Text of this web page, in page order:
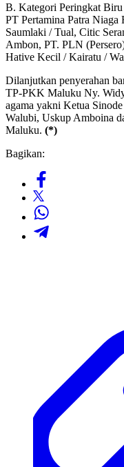
B. Kategori Peringkat Biru
PT Pertamina Patra
Saumlaki / Tual, Citic
Ambon, PT. PLN
Hative Kecil / Kairatu /
Dilanjutkan penyerahan
TP-PKK Maluku Ny.
agama yakni Ketua
Walubi, Uskup Amboina
Maluku. (*)
Bagikan: